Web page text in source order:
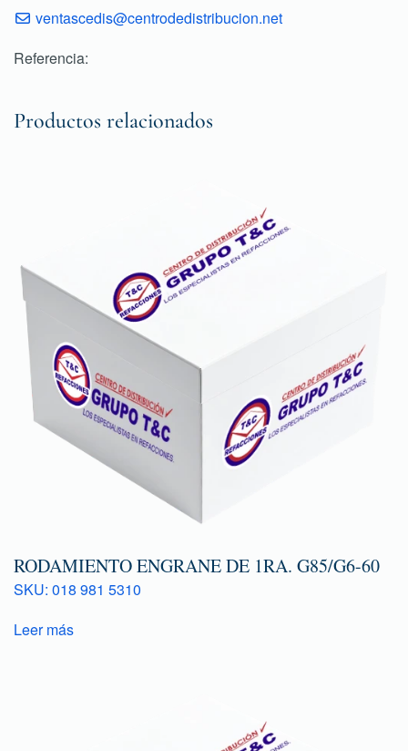
ventascedis@centrodedistribucion.net
Referencia:
Productos relacionados
RODAMIENTO ENGRANE DE 1RA. G85/G6-60
SKU: 018 981 5310
Leer más